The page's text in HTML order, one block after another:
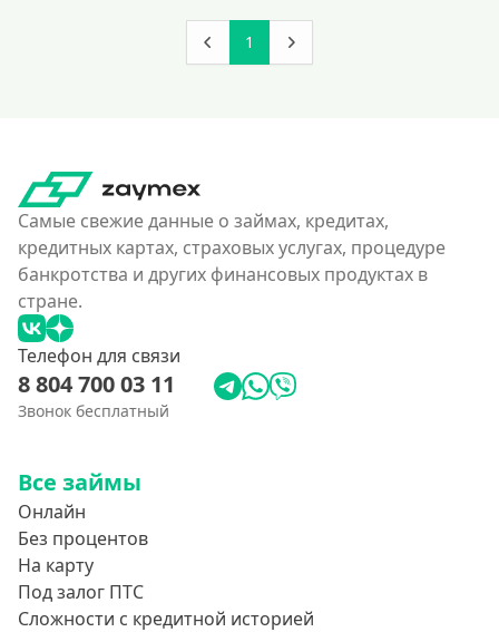
250000 руб
300000 руб
350 тысяч
400000 руб
4500000 руб
500000 руб
550000 руб
650000 руб
700000 руб
750000 руб
800000 руб
850000 руб
1
Самые свежие данные о займах, кредитах,
кредитных картах, страховых услугах, процедуре
банкротства и других финансовых продуктах в
стране.
Телефон для связи
8 804 700 03 11
Звонок бесплатный
Все займы
Онлайн
Без процентов
На карту
Под залог ПТС
Сложности с кредитной историей